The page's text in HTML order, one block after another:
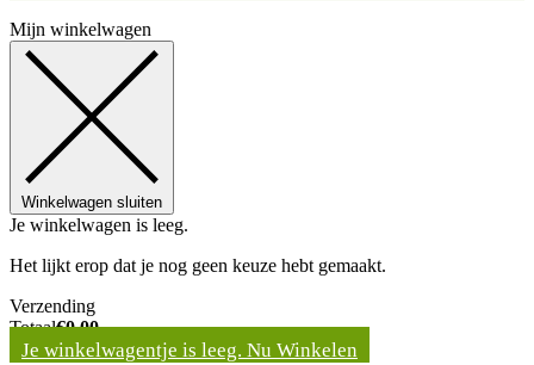
Mijn winkelwagen
Winkelwagen sluiten
Je winkelwagen is leeg.
Het lijkt erop dat je nog geen keuze hebt gemaakt.
Verzending
Totaal€0,00
Je winkelwagentje is leeg. Nu Winkelen